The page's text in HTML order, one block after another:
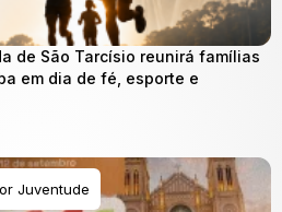
de São Tarcísio reunirá famílias
em dia de fé, esporte e
Juventude